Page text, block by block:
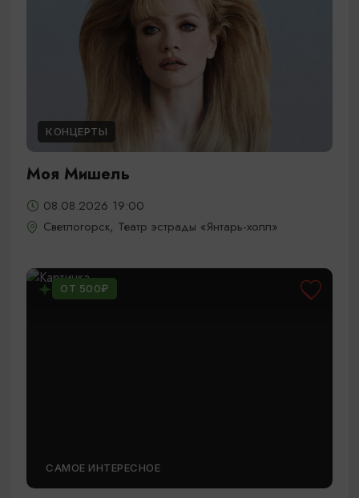
КОНЦЕРТЫ
Моя Мишель
08.08.2026 19:00
Светлогорск, Театр эстрады «Янтарь-холл»
ОТ 500₽
САМОЕ ИНТЕРЕСНОЕ